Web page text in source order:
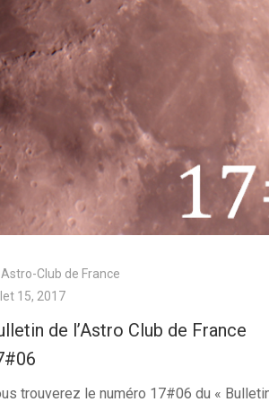
Astro-Club de France
15, 2017
de l’Astro Club de France
trouverez le numéro 17#06 du «